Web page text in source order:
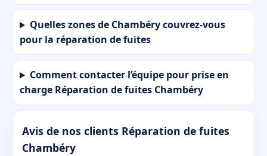
Quelles zones de Chambéry couvrez-vous
pour la réparation de fuites
Comment contacter l’équipe pour prise en
charge Réparation de fuites Chambéry
Avis de nos clients Réparation de fuites
Chambéry